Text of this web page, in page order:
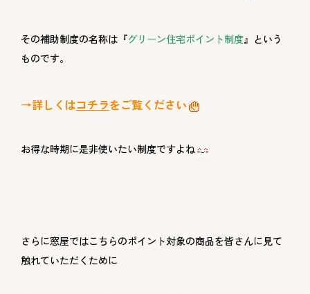
その補助制度の名称は『グリーン住宅ポイント制度』という
ものです。
→詳しくはコチラをご覧ください
お得な時期に是非使いたい制度ですよね
さらに窓屋ではこちらのポイント対象の商品を皆さんに見て
触れていただくために